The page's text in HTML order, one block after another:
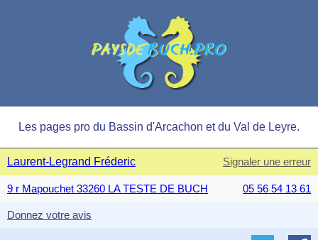
Les pages pro du Bassin d'Arcachon et du Val de Leyre.
Laurent-Legrand Fréderic Signaler une erreur
9 r Mapouchet 33260 LA TESTE DE BUCH 05 56 54 13 61
Donnez votre avis